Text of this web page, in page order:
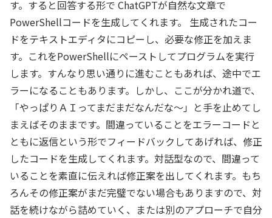
す。すると回答する形で ChatGPTが自然な文章で
PowerShellコードを生成してくれます。 生成されたコー
ドをテキストエディタにコピーし、必要な修正を加えま
す。これをPowerShellにペーストしてプログラムを実行
します。すんなり思い通りに進むこともあれば、途中でエ
ラーになることもあります。しかし、ここが分かれ道で、
「やっぱりＡＩってまだまだなんだな～」と手を止めてし
まえばそのままです。間違っていることをエラーコードと
ともに返信という形でフィードバックしてあげれば、修正
したコードを生成してくれます。対話型なので、間違って
いることを素直に伝えれば修正案を出してくれます。もち
ろんその修正案がまだ完璧でない場合もありますので、対
話を続けながら詰めていく、または別のアプローチで自分